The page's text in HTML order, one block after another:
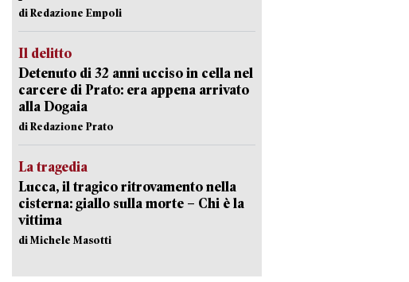
di Redazione Empoli
Il delitto
Detenuto di 32 anni ucciso in cella nel
carcere di Prato: era appena arrivato
alla Dogaia
di Redazione Prato
La tragedia
Lucca, il tragico ritrovamento nella
cisterna: giallo sulla morte – Chi è la
vittima
di Michele Masotti